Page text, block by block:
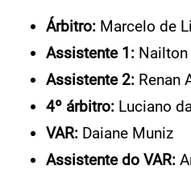
Árbitro: Marcelo de
Assistente 1: Nailton
Assistente 2: Renan
4º árbitro: Luciano
VAR: Daiane Muniz
Assistente do VAR: